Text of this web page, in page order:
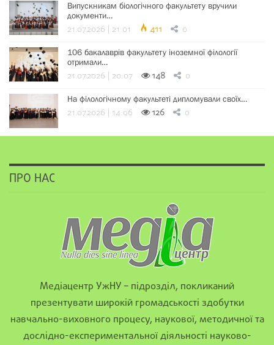
Випускникам біологічного факультету вручили
документи…
21.07.2026 | 21:01 411 0
106 бакалаврів факультету іноземної філології
отримали…
21.07.2026 | 20:07 148 0
На філологічному факультеті дипломували своїх…
21.07.2026 | 14:06 126 0
ПРО НАС
Медіацентр УжНУ – підрозділ, покликаний
презентувати широкій громадськості здобутки
навчально-виховного процесу, наукової, методичної та
дослідно-експериментальної діяльності науково-